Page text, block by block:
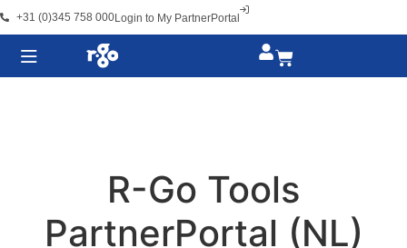
+31 (0)345 758 000Login to My PartnerPortal
R-Go Tools
PartnerPortal (NL)